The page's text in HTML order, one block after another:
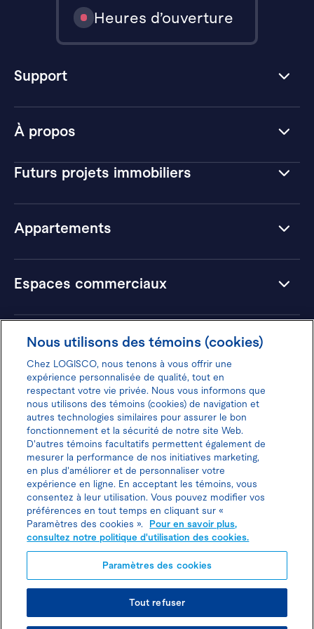
Joindre l’agent de location
À propos
Futurs projets immobiliers
Appartements
Espaces commerciaux
Hôtels
Heures d’ouverture
Support
Donnez votre avis pour gagner 100$
Politique d'utilisation des cookies
Politique de protection des
renseignements personnels
© TOUS DROITS RÉSERVÉS LOGISCO 2026
Nous utilisons des témoins (cookies)
Chez LOGISCO, nous tenons à vous offrir une
expérience personnalisée de qualité, tout en
respectant votre vie privée. Nous vous informons que
nous utilisons des témoins (cookies) de navigation et
autres technologies similaires pour assurer le bon
fonctionnement et la sécurité de notre site Web.
D'autres témoins facultatifs permettent également de
mesurer la performance de nos initiatives marketing,
en plus d'améliorer et de personnaliser votre
expérience en ligne. En acceptant les témoins, vous
consentez à leur utilisation. Vous pouvez modifier vos
préférences en tout temps en cliquant sur «
Paramètres des cookies ».
Pour en savoir plus,
consultez notre politique d'utilisation des cookies.
Paramètres des cookies
Tout refuser